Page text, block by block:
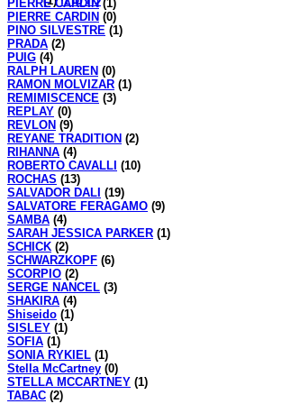
PIERRE CARDIN(1)
PIERRE CARDIN (0)
PINO SILVESTRE (1)
PRADA (2)
PUIG (4)
RALPH LAUREN (0)
RAMON MOLVIZAR (1)
REMIMISCENCE (3)
REPLAY (0)
REVLON (9)
REYANE TRADITION (2)
RIHANNA (4)
ROBERTO CAVALLI (10)
ROCHAS (13)
SALVADOR DALI (19)
SALVATORE FERAGAMO (9)
SAMBA (4)
SARAH JESSICA PARKER (1)
SCHICK (2)
SCHWARZKOPF (6)
SCORPIO (2)
SERGE NANCEL (3)
SHAKIRA (4)
Shiseido (1)
SISLEY (1)
SOFIA (1)
SONIA RYKIEL (1)
Stella McCartney (0)
STELLA MCCARTNEY (1)
TABAC (2)